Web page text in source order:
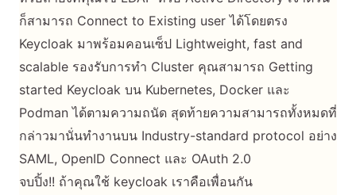
ก็สามารถ Connect to Existing user ได้โดยตรง
Keycloak มาพร้อมคอนเซ็ป Lightweight, fast and
scalable รองรับการทำ Cluster คุณสามารถ Getting
started Keycloak บน Kubernetes, Docker และ
Podman ได้ตามความถนัด สุดท้ายความสามารถทั้งหมดที่
กล่าวมานั่นทำงานบน Industry-standard protocol อย่าง
SAML, OpenID Connect และ OAuth 2.0
จบปิ้ง!! ถ้าคุณใช้ keycloak เราคือเพื่อนกัน